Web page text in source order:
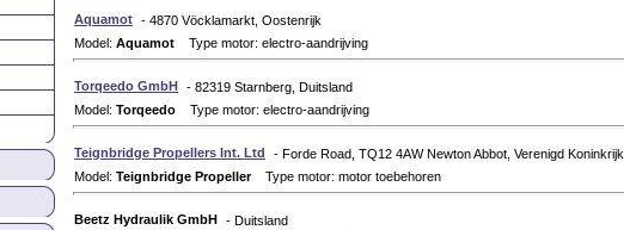
Aquamot - 4870 Vöcklamarkt, Oostenrijk
Model: Aquamot Type motor: electro-aandrijving
Torqeedo GmbH - 82319 Starnberg, Duitsland
Model: Torqeedo Type motor: electro-aandrijving
Teignbridge Propellers Int. Ltd
- Forde Road, TQ12 4AW Newton Abbot, Verenigd Koninkrijk
Model: Teignbridge PropellerType motor: motor toebehoren
Beetz Hydraulik GmbH - Duitsland